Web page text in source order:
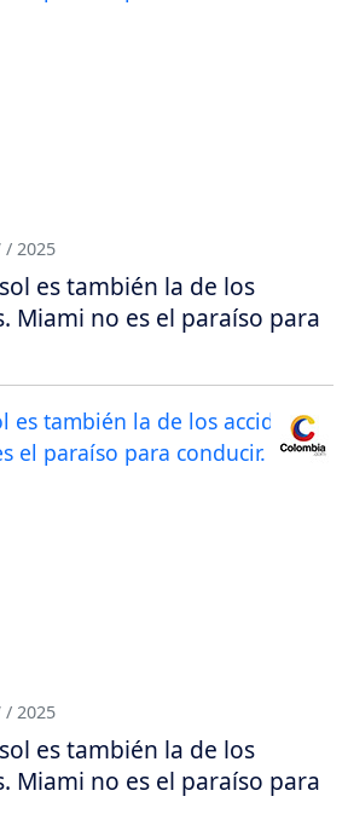
/ 2025
es también la de los
Miami no es el paraíso para
/ 2025
es también la de los
Miami no es el paraíso para